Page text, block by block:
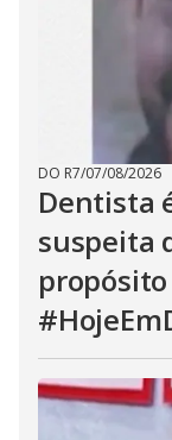
DO R7/07/08/2026
Dentista
suspeita